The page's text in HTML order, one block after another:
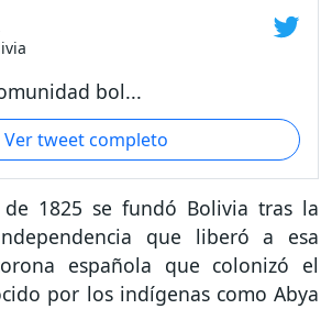
bol...
Ver tweet completo
1825 se fundó Bolivia tras la
que liberó a esa
española que colonizó el
por los indígenas como Abya